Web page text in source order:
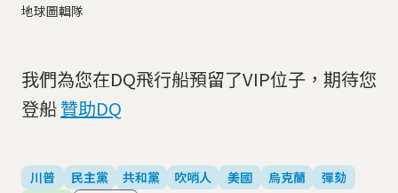
地球圖輯隊
我們為您在DQ飛行船預留了VIP位子，期待您
登船贊助DQ
川普 民主黨 共和黨 吹哨人 美國 烏克蘭
彈劾